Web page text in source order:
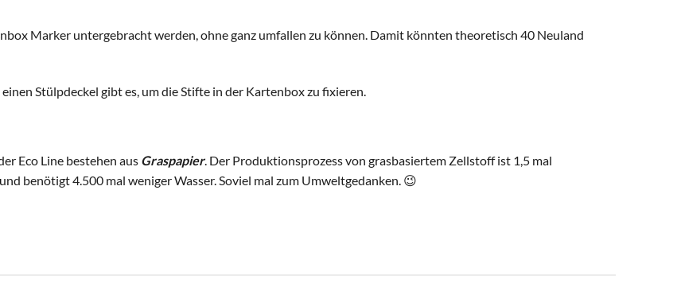
Marker untergebracht werden, ohne ganz umfallen zu können. Damit könnten theoretisch 40 Neuland
Stülpdeckel gibt es, um die Stifte in der Kartenbox zu fixieren.
Eco Line bestehen aus Graspapier. Der Produktionsprozess von grasbasiertem Zellstoff ist 1,5 mal
benötigt 4.500 mal weniger Wasser. Soviel mal zum Umweltgedanken. 😉